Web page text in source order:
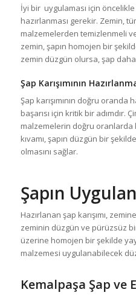
İyi bir uygulaması için
hazırlanması gerekir. Zemin,
malzemelerden temizlenmeli
zemin, şapın homojen bir
zemin düzgün olursa, şap
Şap Karışımının
Şap karışımının doğru oranda
başarısı için kritik bir adımdır.
malzemelerin doğru oranlarda
kıvamı, şapın düzgün bir
olmasını sağlar.
Şapın
Hazırlanan şap karışımı,
zeminin düzgün ve pürüzsüz
üzerine homojen bir şekilde
malzemesi uygulanabilecek
Kemalpaşa Şap ve